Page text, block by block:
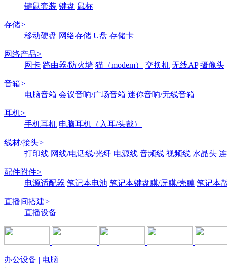
键鼠套装 键盘 鼠标
存储>
移动硬盘 网络存储 U盘 存储卡
网络产品>
网卡 路由器/防火墙 猫（modem） 交换机 无线AP 摄像头
音箱>
电脑音箱 会议音响/广场音箱 迷你音响/无线音箱
耳机>
手机耳机 电脑耳机（入耳/头戴）
线材/接头>
打印线 网线/电话线/光纤 电源线 音频线 视频线 水晶头
配件附件>
电源适配器 笔记本电池 笔记本键盘膜/屏膜/壳膜 笔记本
直播间搭建>
直播设备
办公设备 | 电脑